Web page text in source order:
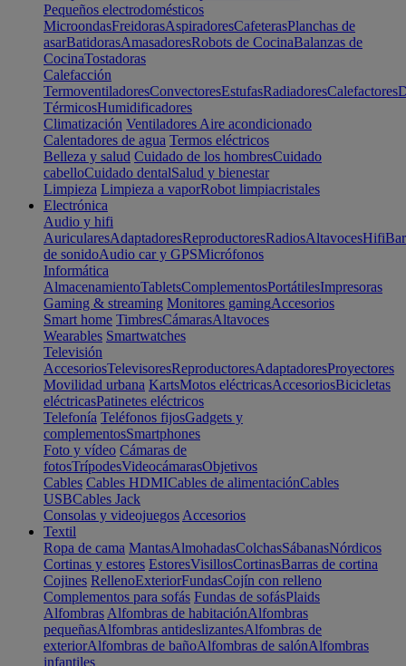
Pequeños electrodomésticos
MicroondasFreidorasAspiradoresCafeterasPlanchas de
asarBatidorasAmasadoresRobots de CocinaBalanzas de
CocinaTostadoras
Calefacción
TermoventiladoresConvectoresEstufasRadiadoresCalefactores
TérmicosHumidificadores
Climatización Ventiladores Aire acondicionado
Calentadores de agua Termos eléctricos
Belleza y salud Cuidado de los hombresCuidado
cabelloCuidado dentalSalud y bienestar
Limpieza Limpieza a vaporRobot limpiacristales
Electrónica
Audio y hifi
AuricularesAdaptadoresReproductoresRadiosAltavocesHifi
de sonidoAudio car y GPSMicrófonos
Informática
AlmacenamientoTabletsComplementosPortátilesImpresoras
Gaming & streaming Monitores gamingAccesorios
Smart home TimbresCámarasAltavoces
Wearables Smartwatches
Televisión
AccesoriosTelevisoresReproductoresAdaptadoresProyectores
Movilidad urbana KartsMotos eléctricasAccesoriosBicicletas
eléctricasPatinetes eléctricos
Telefonía Teléfonos fijosGadgets y
complementosSmartphones
Foto y vídeo Cámaras de
fotosTrípodesVideocámarasObjetivos
Cables Cables HDMICables de alimentaciónCables
USBCables Jack
Consolas y videojuegos Accesorios
Textil
Ropa de cama MantasAlmohadasColchasSábanasNórdicos
Cortinas y estores EstoresVisillosCortinasBarras de cortina
Cojines RellenoExteriorFundasCojín con relleno
Complementos para sofás Fundas de sofásPlaids
Alfombras Alfombras de habitaciónAlfombras
pequeñasAlfombras antideslizantesAlfombras de
exteriorAlfombras de bañoAlfombras de salónAlfombras
infantiles